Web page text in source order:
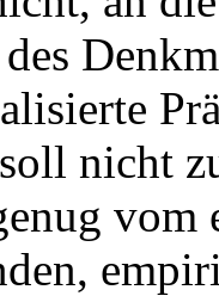
nicht
vom